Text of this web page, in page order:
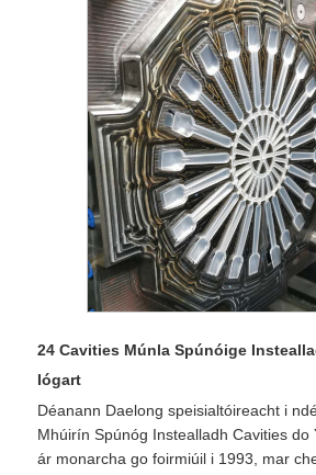
24 Cavities Múnla Spúnóige
Iógart
Déanann Daelong speisialtóireacht i
Mhúirín Spúnóg Instealladh Cavities do
ár monarcha go foirmiúil i 1993, mar